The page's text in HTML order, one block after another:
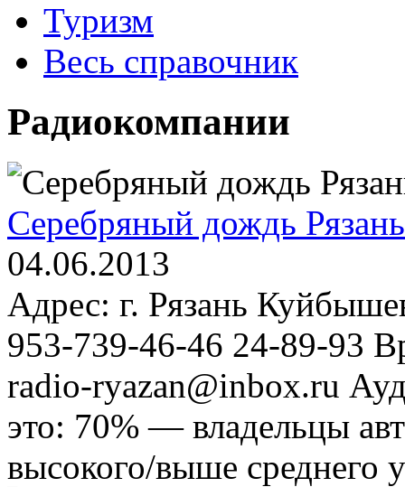
Туризм
Весь справочник
Радиокомпании
Серебряный дождь
04.06.2013
Адрес: г. Рязань
953-739-46-46 24-89-93
radio-ryazan@inbox.ru
это: 70% — владельцы
высокого/выше среднего